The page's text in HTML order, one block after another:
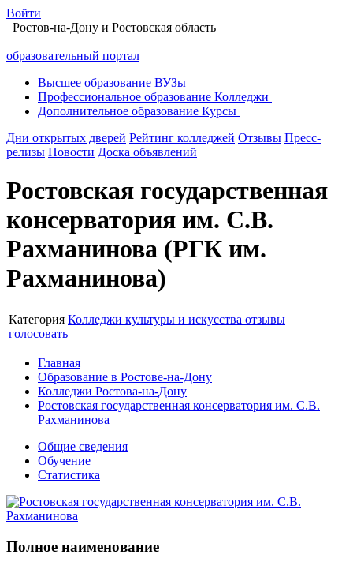
Войти
Ростов-на-Дону и Ростовская область
образовательный портал
Высшее образование ВУЗы
Профессиональное образование Колледжи
Дополнительное образование Курсы
Дни открытых дверей Рейтинг колледжей Отзывы Пресс-
релизы Новости Доска объявлений
Ростовская государственная
консерватория им. С.В.
Рахманинова (РГК им.
Рахманинова)
Категория Колледжи культуры и искусства отзывы
голосовать
Главная
Образование в Ростове-на-Дону
Колледжи Ростова-на-Дону
Ростовская государственная консерватория им. С.В.
Рахманинова
Общие сведения
Обучение
Статистика
Полное наименование